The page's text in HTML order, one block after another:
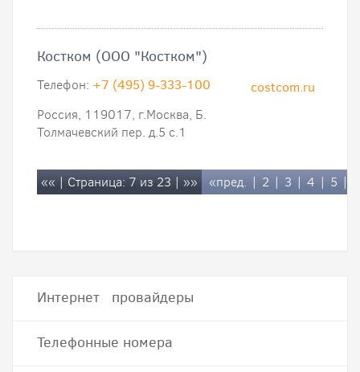
Костком (ООО "Костком")
costcom.ru
Телефон: +7 (495) 9-333-100
Россия, 119017, г.Москва, Б.
Толмачевский пер. д.5 с.1
«« | Страница: 7 из 23 | »» «пред. | 2 | 3 | 4 | 5 |
Интернет провайдеры
Телефонные номера